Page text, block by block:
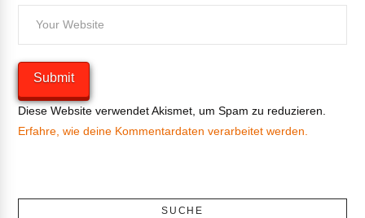
Diese Website verwendet Akismet, um Spam zu reduzieren.
Erfahre, wie deine Kommentardaten verarbeitet werden.
SUCHE